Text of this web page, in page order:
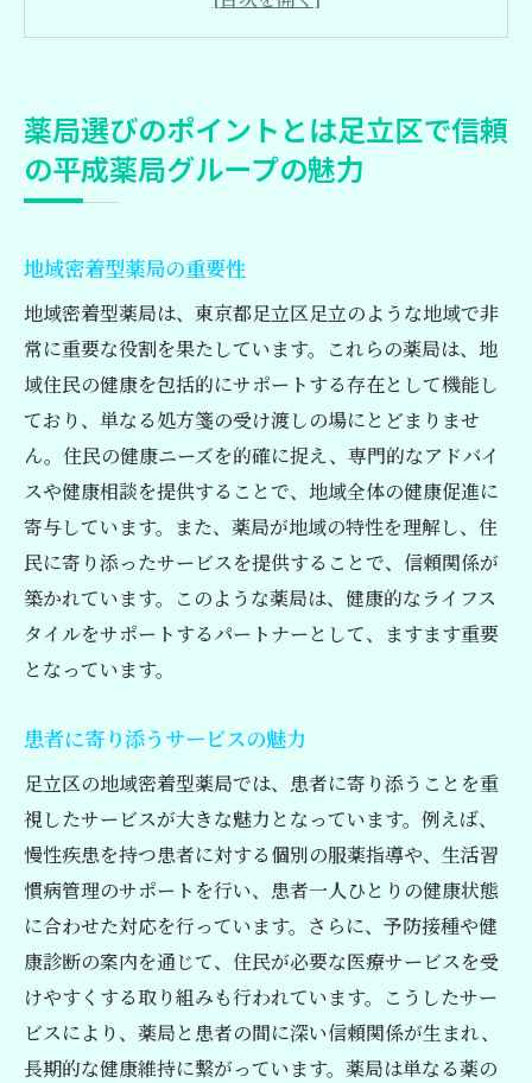
平成薬局グループの地域貢献活動
地域に根ざす薬局の役割足立区で平成薬局グル
地域社会の健康支援
安心の医薬品提供体制
地域医療との連携強化
健康イベントの開催意義
地域住民からの信頼獲得
平成薬局の持続可能な活動
健康相談から予防接種まで幅広いサービスを提
供する薬局とは
健康相談サービスの利用法
予防接種サービスの特徴
栄養管理アドバイスの内容
健康維持をサポートする薬局の役割
地域限定の特別サービス情報
生活習慣病管理も可能な足立区の薬局平成薬局
グループの魅力
生活習慣病管理プログラムの内容
個別健康アドバイスの提供
継続的サポートの重要性
足立区における健康管理の必要性
定期検診サポートの役割
薬局選びのポイントとは足立区で信頼
の平成薬局グループの魅力
地域密着型薬局の重要性
地域密着型薬局は、東京都足立区足立のような地域で非
常に重要な役割を果たしています。これらの薬局は、地
域住民の健康を包括的にサポートする存在として機能し
ており、単なる処方箋の受け渡しの場にとどまりませ
ん。住民の健康ニーズを的確に捉え、専門的なアドバイ
スや健康相談を提供することで、地域全体の健康促進に
寄与しています。また、薬局が地域の特性を理解し、住
民に寄り添ったサービスを提供することで、信頼関係が
築かれています。このような薬局は、健康的なライフス
タイルをサポートするパートナーとして、ますます重要
となっています。
患者に寄り添うサービスの魅力
足立区の地域密着型薬局では、患者に寄り添うことを重
視したサービスが大きな魅力となっています。例えば、
慢性疾患を持つ患者に対する個別の服薬指導や、生活習
慣病管理のサポートを行い、患者一人ひとりの健康状態
に合わせた対応を行っています。さらに、予防接種や健
康診断の案内を通じて、住民が必要な医療サービスを受
けやすくする取り組みも行われています。こうしたサー
ビスにより、薬局と患者の間に深い信頼関係が生まれ、
長期的な健康維持に繋がっています。薬局は単なる薬の